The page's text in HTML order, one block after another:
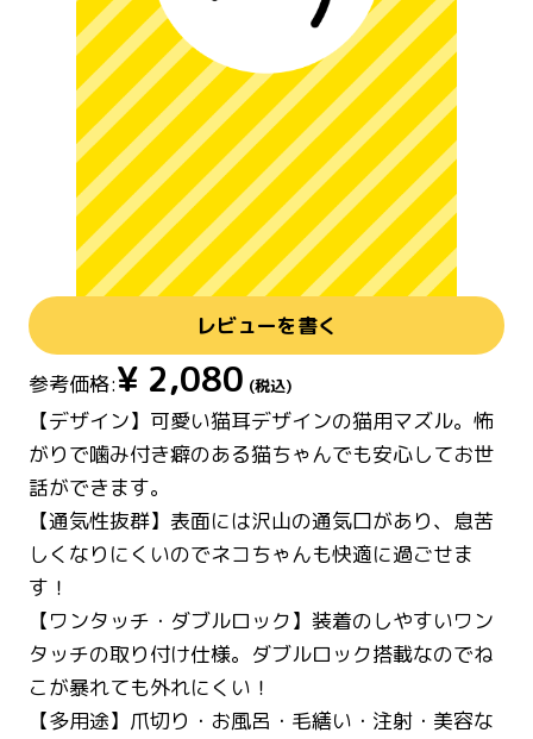
レビューを書く
参考価格:¥ 2,080 (税込)
【デザイン】可愛い猫耳デザインの猫用マズル。怖
がりで噛み付き癖のある猫ちゃんでも安心してお世
話ができます。
【通気性抜群】表面には沢山の通気口があり、息苦
しくなりにくいのでネコちゃんも快適に過ごせま
す！
【ワンタッチ・ダブルロック】装着のしやすいワン
タッチの取り付け仕様。ダブルロック搭載なのでね
こが暴れても外れにくい！
【多用途】爪切り・お風呂・毛繕い・注射・美容な